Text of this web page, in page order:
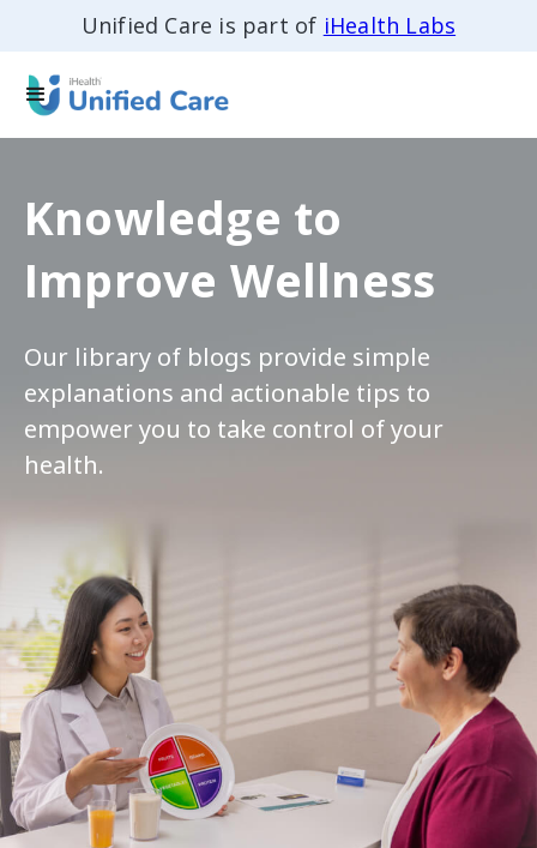
Unified Care is part of iHealth Labs
Knowledge to
Improve Wellness
Our library of blogs provide simple
explanations and actionable tips to
empower you to take control of your
health.